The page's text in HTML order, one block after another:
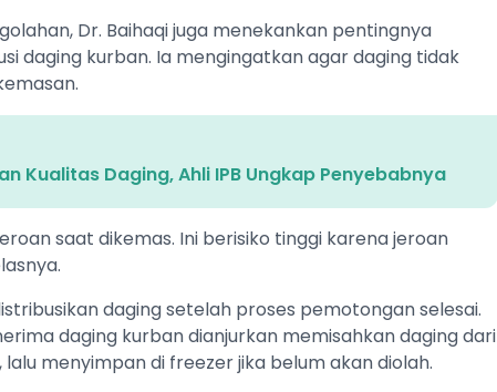
Dr. Baihaqi juga menekankan pentingnya
daging kurban. Ia mengingatkan agar daging tidak
Kualitas Daging, Ahli IPB Ungkap Penyebabnya
saat dikemas. Ini berisiko tinggi karena jeroan
daging setelah proses pemotongan selesai.
daging kurban dianjurkan memisahkan daging dari
menyimpan di freezer jika belum akan diolah.